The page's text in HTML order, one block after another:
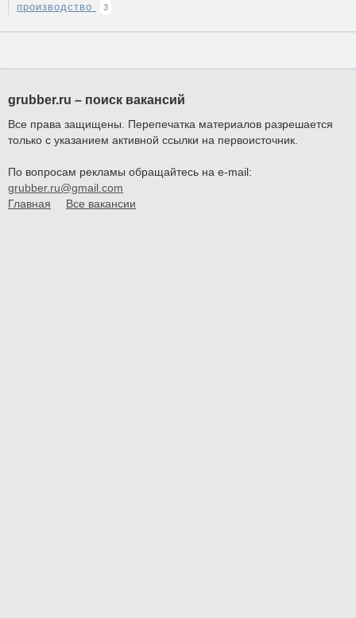
производство 3
grubber.ru – поиск вакансий
Все права защищены. Перепечатка материалов разрешается
только с указанием активной ссылки на первоисточник.
По вопросам рекламы обращайтесь на e-mail:
grubber.ru@gmail.com
Главная
Все вакансии